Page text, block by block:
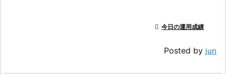
 今日の運用成績
Posted by jun